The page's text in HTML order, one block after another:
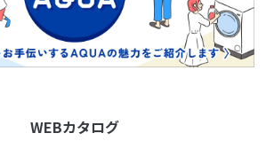
WEBカタログ